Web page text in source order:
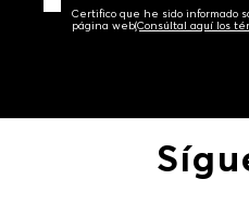
Certifico que he sido informado
página web‎(Consúltal aquí los